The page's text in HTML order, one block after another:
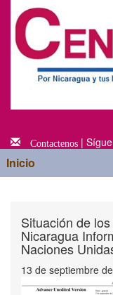
Contactenos |
Inicio
Situación de
Nicaragua
Naciones
13 de septiembre